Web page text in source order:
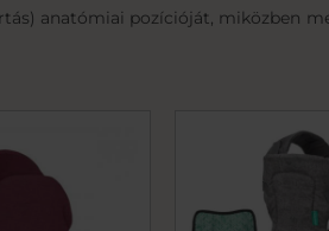
anatómiai pozícióját, miközben